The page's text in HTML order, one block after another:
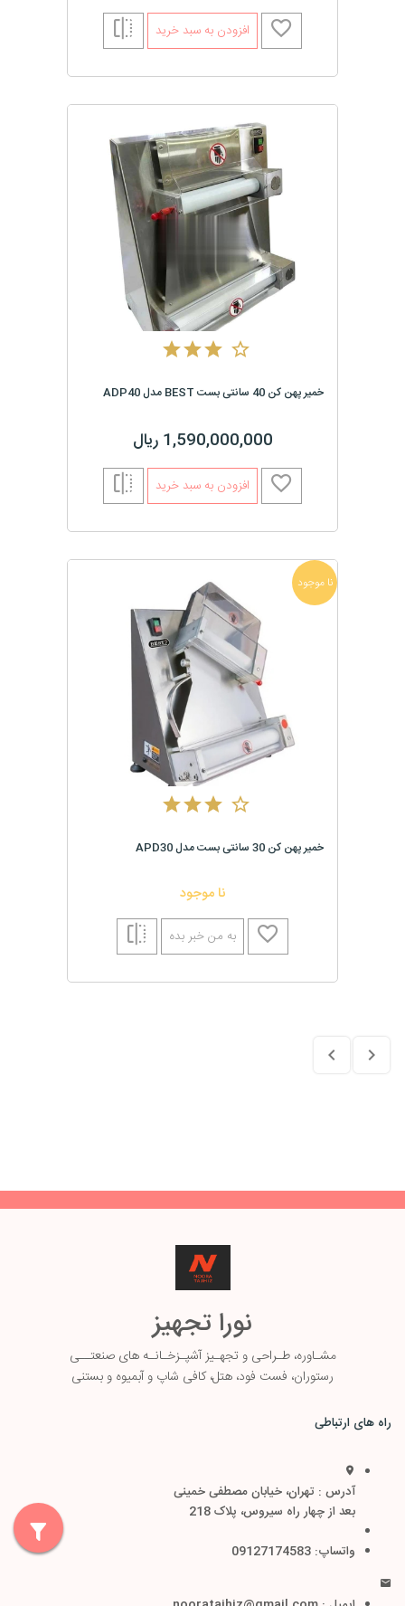
افزودن به سبد خرید
خمیر پهن کن 40 سانتی بست BEST مدل ADP40
1,590,000,000 ریال
افزودن به سبد خرید
نا موجود
خمیر پهن کن 30 سانتی بست مدل APD30
نا موجود
به من خبر بده
راه های ارتباطی
آدرس : تهران، خیابان مصطفی خمینی
بعد از چهار راه سیروس، پلاک 218
واتساپ: 09127174583
نورا تجهیز
مشـاوره، طـراحی و تجهـیز آشپـزخـانـه های صنعتــی
رستوران، فست فود، هتل، کافی شاپ و آبمیوه و بستنی